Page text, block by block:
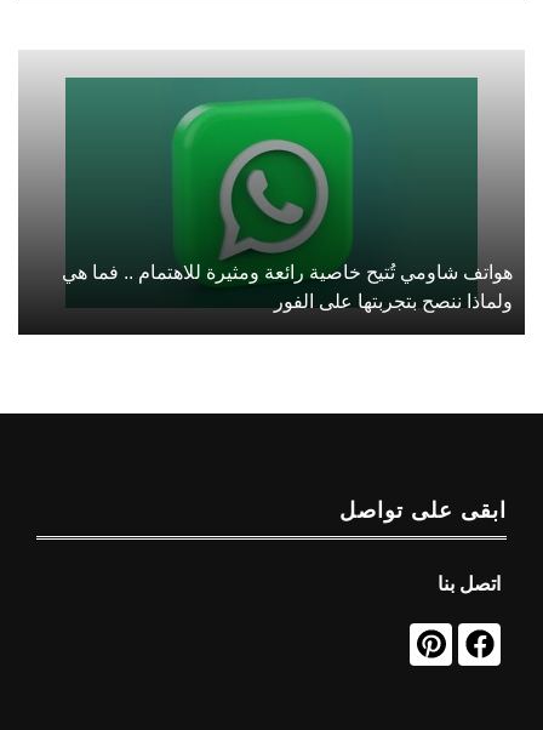
هواتف شاومي تُتيح خاصية رائعة ومثيرة للاهتمام .. فما هي
ولماذا ننصح بتجربتها على الفور
ابقى على تواصل
اتصل بنا